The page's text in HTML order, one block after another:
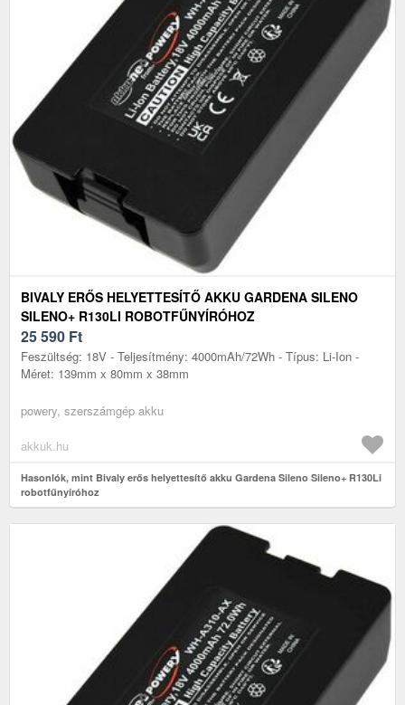
BIVALY ERŐS HELYETTESÍTŐ AKKU GARDENA SILENO
SILENO+ R130LI ROBOTFŰNYÍRÓHOZ
25 590 Ft
Feszültség: 18V - Teljesítmény: 4000mAh/72Wh - Típus: Li-Ion -
Méret: 139mm x 80mm x 38mm
powery, szerszámgép akku
akkuk.hu
Hasonlók, mint Bivaly erős helyettesítő akku Gardena Sileno Sileno+ R130Li
robotfűnyíróhoz